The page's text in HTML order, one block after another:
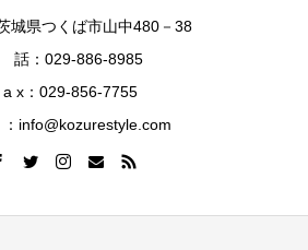
県つくば市山中480－38
話：029-886-8985
a x：029-856-7755
：info@kozurestyle.com